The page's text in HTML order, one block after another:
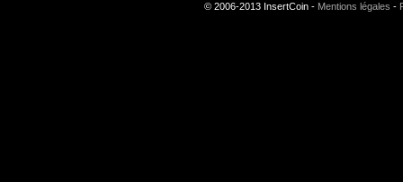
© 2006-2013 InsertCoin - Mentions légales -